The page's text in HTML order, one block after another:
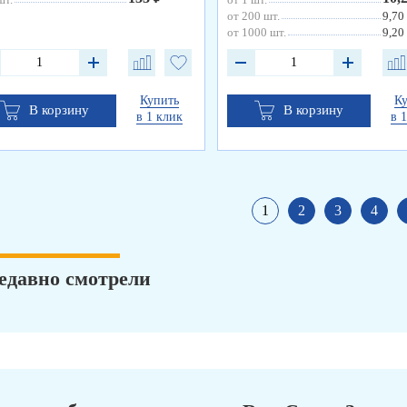
В корзину
Купить
в 1 клик
от 200 шт.
9,70
от 1000 шт.
9,20
В корзину
в
1 2 3 4
смотрели